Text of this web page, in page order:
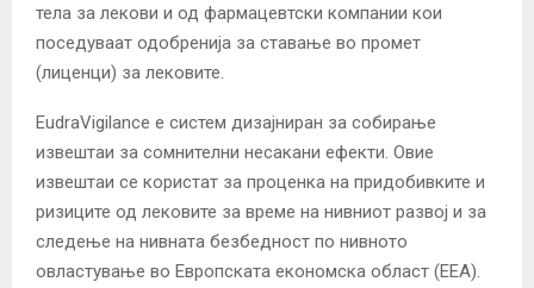
тела за лекови и од фармацевтски компании кои
поседуваат одобренија за ставање во промет
(лиценци) за лековите.
EudraVigilance е систем дизајниран за собирање
извештаи за сомнителни несакани ефекти. Овие
извештаи се користат за проценка на придобивките и
ризиците од лековите за време на нивниот развој и за
следење на нивната безбедност по нивното
овластување во Европската економска област (ЕЕА).